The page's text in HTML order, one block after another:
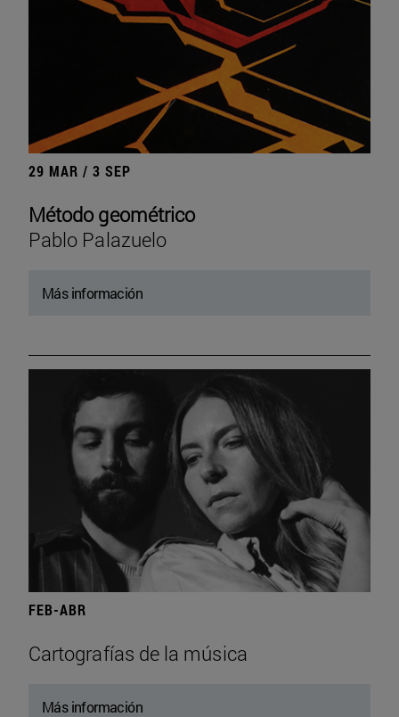
29 MAR / 3 SEP
Método geométrico
Pablo Palazuelo
Más información
FEB-ABR
Cartografías de la música
Más información